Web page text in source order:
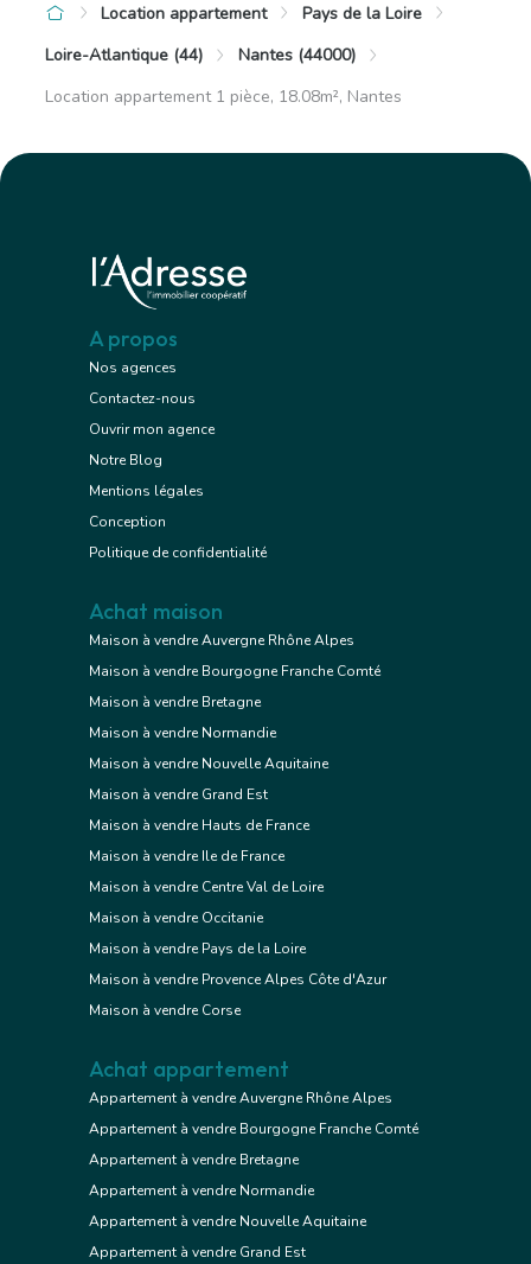
Location appartement
Pays de la Loire
Loire-Atlantique (44)
Nantes (44000)
Location appartement 1 pièce, 18.08m², Nantes
A propos
Nos agences
Contactez-nous
Ouvrir mon agence
Notre Blog
Mentions légales
Conception
Politique de confidentialité
Achat maison
Maison à vendre Auvergne Rhône Alpes
Maison à vendre Bourgogne Franche Comté
Maison à vendre Bretagne
Maison à vendre Normandie
Maison à vendre Nouvelle Aquitaine
Maison à vendre Grand Est
Maison à vendre Hauts de France
Maison à vendre Ile de France
Maison à vendre Centre Val de Loire
Maison à vendre Occitanie
Maison à vendre Pays de la Loire
Maison à vendre Provence Alpes Côte d'Azur
Maison à vendre Corse
Achat appartement
Appartement à vendre Auvergne Rhône Alpes
Appartement à vendre Bourgogne Franche Comté
Appartement à vendre Bretagne
Appartement à vendre Normandie
Appartement à vendre Nouvelle Aquitaine
Appartement à vendre Grand Est